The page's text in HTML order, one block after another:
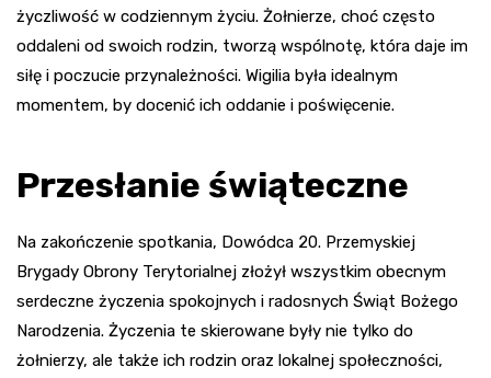
życzliwość w codziennym życiu. Żołnierze, choć często
oddaleni od swoich rodzin, tworzą wspólnotę, która daje im
siłę i poczucie przynależności. Wigilia była idealnym
momentem, by docenić ich oddanie i poświęcenie.
Przesłanie świąteczne
Na zakończenie spotkania, Dowódca 20. Przemyskiej
Brygady Obrony Terytorialnej złożył wszystkim obecnym
serdeczne życzenia spokojnych i radosnych Świąt Bożego
Narodzenia. Życzenia te skierowane były nie tylko do
żołnierzy, ale także ich rodzin oraz lokalnej społeczności,